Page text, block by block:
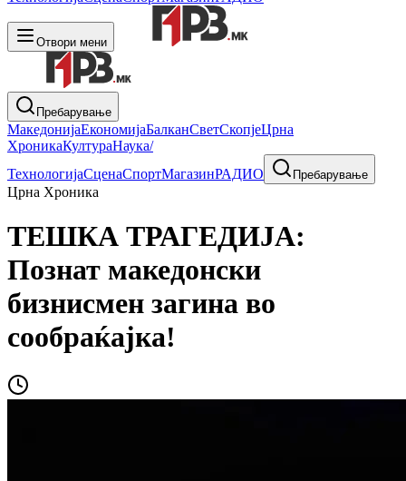
Отвори мени
Пребарување
МакедонијаЕкономијаБалканСветСкопјеЦрна
ХроникаКултураНаука/
ТехнологијаСценаСпортМагазинРАДИО Пребарување
Црна Хроника
ТЕШКА ТРАГЕДИЈА:
Познат македонски
бизнисмен загина во
сообраќајка!